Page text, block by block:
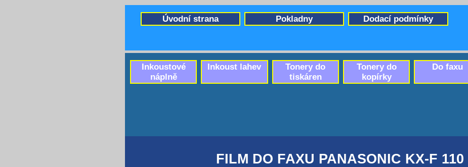
FILM DO FAXU PANASONIC KX-F 110
Dodací podmínky
Pokladny
Úvodní strana
Do faxu
Tonery do
kopírky
Tonery do
tiskáren
Inkoust lahev
Inkoustové
náplně